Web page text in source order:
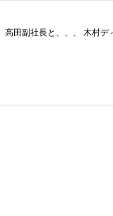
副社長と、、、 木村